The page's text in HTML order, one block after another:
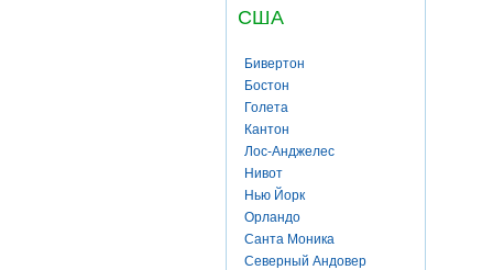
США
Бивертон
Бостон
Голета
Кантон
Лос-Анджелес
Нивот
Нью Йорк
Орландо
Санта Моника
Северный Андовер